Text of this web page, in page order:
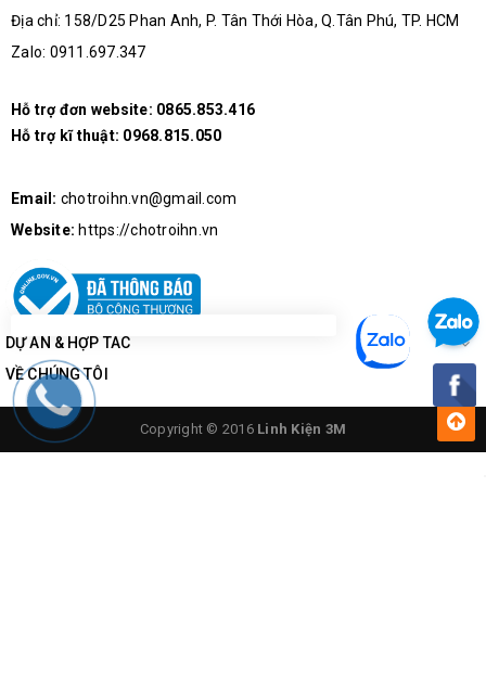
Địa chỉ: 158/D25 Phan Anh, P. Tân Thới Hòa, Q.Tân Phú, TP. HCM
Zalo: 0911.697.347
Hỗ trợ đơn website: 0865.853.416
Hỗ trợ kĩ thuật: 0968.815.050
Email: chotroihn.vn@gmail.com
Website: https://chotroihn.vn
DỰ ÁN & HỢP TÁC
VỀ CHÚNG TÔI
Copyright © 2016 Linh Kiện 3M